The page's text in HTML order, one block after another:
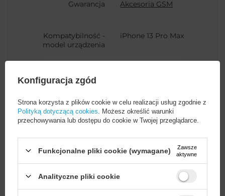
Gwarancja Akcesoria GSM
Kompatybilność -
model urządzenia
iPhone 13 Pro Max
Kod producenta
Opakowanie Pudełko
Zastosowanie Do smartfona
Ilość w opakowaniu
zbiorczym
Konfiguracja zgód
Strona korzysta z plików cookie w celu realizacji usług zgodnie z
Polityką dotyczącą cookies . Możesz określić warunki
przechowywania lub dostępu do cookie w Twojej przeglądarce.
Funkcjonalne pliki cookie (wymagane)
Zawsze
aktywne
Analityczne pliki cookie